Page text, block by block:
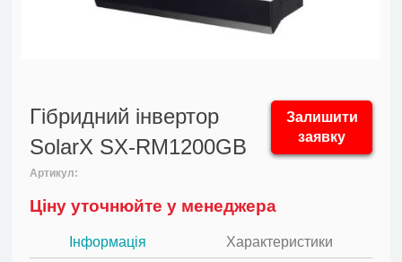
Гібридний інвертор
SolarX SX-RM1200GB
Залишити
заявку
Артикул:
Ціну уточнюйте у менеджера
Інформація Характеристики